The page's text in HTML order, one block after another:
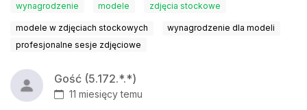
wynagrodzenie modele zdjęcia stockowe
modele w zdjęciach stockowych
wynagrodzenie dla modeli
profesjonalne sesje zdjęciowe
Gość (5.172.*.*)
11 miesięcy temu